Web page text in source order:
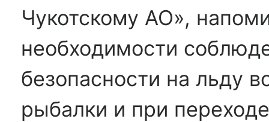
Чукотскому АО»,
необходимости
безопасности на льду
рыбалки и при